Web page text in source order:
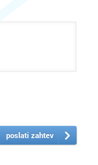
poslati zahtev